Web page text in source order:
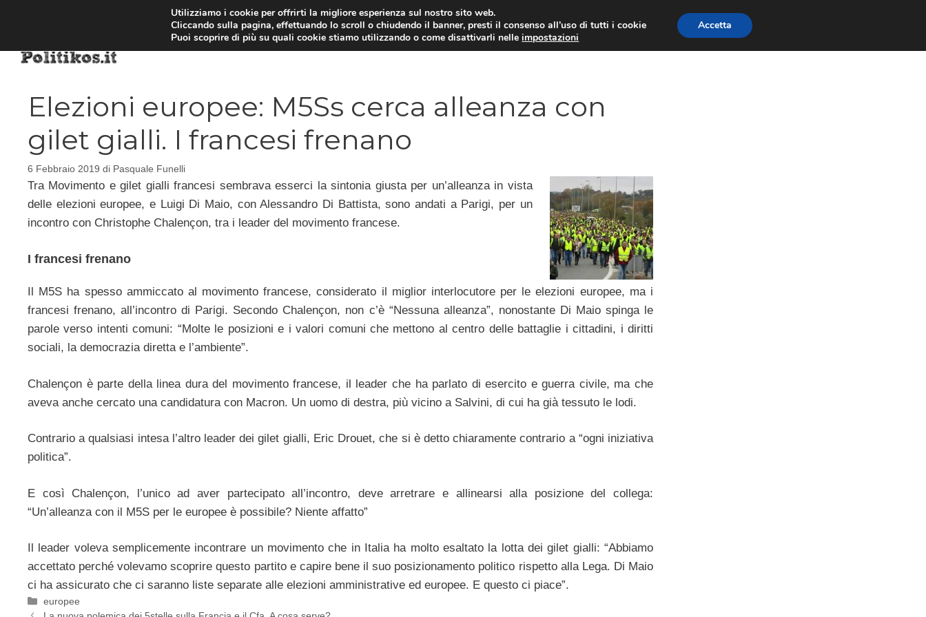
AMMINISTRAZIONE PUBBLICA ECONOMIA EUROPEA ECONOMIA ITALIANA
Elezioni europee: M5Ss cerca alleanza con
gilet gialli. I francesi frenano
6 Febbraio 2019 di Pasquale Funelli
Tra Movimento e gilet gialli francesi sembrava esserci la sintonia giusta per un’alleanza in vista
delle elezioni europee, e Luigi Di Maio, con Alessandro Di Battista, sono andati a Parigi, per un
incontro con Christophe Chalençon, tra i leader del movimento francese.
I francesi frenano
Il M5S ha spesso ammiccato al movimento francese, considerato il miglior interlocutore per le elezioni europee, ma i
francesi frenano, all’incontro di Parigi. Secondo Chalençon, non c’è “Nessuna alleanza”, nonostante Di Maio spinga le
parole verso intenti comuni: “Molte le posizioni e i valori comuni che mettono al centro delle battaglie i cittadini, i diritti
sociali, la democrazia diretta e l’ambiente”.
Chalençon è parte della linea dura del movimento francese, il leader che ha parlato di esercito e guerra civile, ma che
aveva anche cercato una candidatura con Macron. Un uomo di destra, più vicino a Salvini, di cui ha già tessuto le lodi.
Contrario a qualsiasi intesa l’altro leader dei gilet gialli, Eric Drouet, che si è detto chiaramente contrario a “ogni iniziativa
politica”.
E così Chalençon, l’unico ad aver partecipato all’incontro, deve arretrare e allinearsi alla posizione del collega:
“Un’alleanza con il M5S per le europee è possibile? Niente affatto”
Il leader voleva semplicemente incontrare un movimento che in Italia ha molto esaltato la lotta dei gilet gialli: “Abbiamo
accettato perché volevamo scoprire questo partito e capire bene il suo posizionamento politico rispetto alla Lega. Di Maio
ci ha assicurato che ci saranno liste separate alle elezioni amministrative ed europee. E questo ci piace”.
Categorie
europee
Utilizziamo i cookie per offrirti la migliore esperienza sul nostro sito web.
Cliccando sulla pagina, effettuando lo scroll o chiudendo il banner, presti il consenso all’uso di tutti i cookie
Puoi scoprire di più su quali cookie stiamo utilizzando o come disattivarli nelleimpostazioni
Accetta